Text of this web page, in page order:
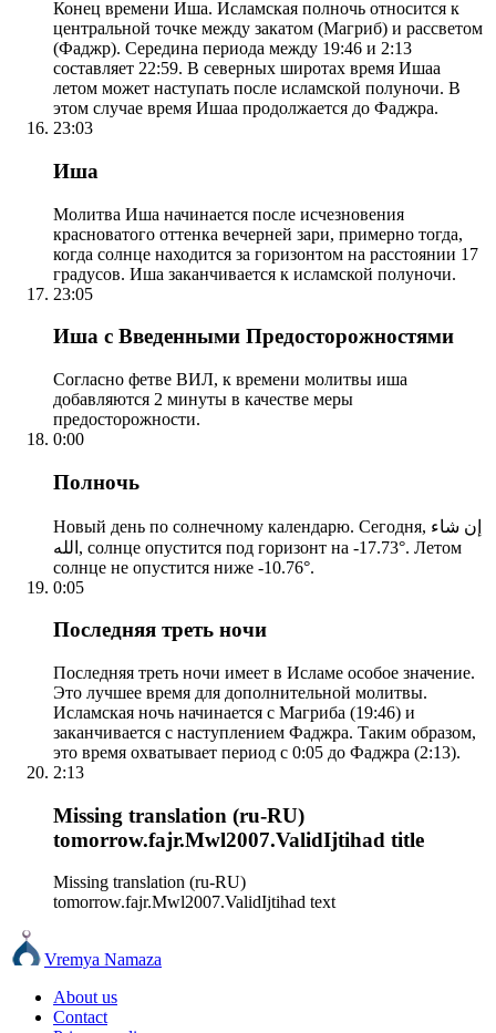
Конец времени Иша. Исламская полночь относится к
центральной точке между закатом (Магриб) и рассветом
(Фаджр). Середина периода между 19:46 и 2:13
составляет 22:59. В северных широтах время Ишаа
летом может наступать после исламской полуночи. В
этом случае время Ишаа продолжается до Фаджра.
23:03
Иша
Молитва Иша начинается после исчезновения
красноватого оттенка вечерней зари, примерно тогда,
когда солнце находится за горизонтом на расстоянии 17
градусов. Иша заканчивается к исламской полуночи.
23:05
Иша с Введенными Предосторожностями
Согласно фетве ВИЛ, к времени молитвы иша
добавляются 2 минуты в качестве меры
предосторожности.
0:00
Полночь
Новый день по солнечному календарю. Сегодня, إن شاء
الله, солнце опустится под горизонт на -17.73°. Летом
солнце не опустится ниже -10.76°.
0:05
Последняя треть ночи
Последняя треть ночи имеет в Исламе особое значение.
Это лучшее время для дополнительной молитвы.
Исламская ночь начинается с Магриба (19:46) и
заканчивается с наступлением Фаджра. Таким образом,
это время охватывает период с 0:05 до Фаджра (2:13).
2:13
Missing translation (ru-RU)
tomorrow.fajr.Mwl2007.ValidIjtihad title
Missing translation (ru-RU)
tomorrow.fajr.Mwl2007.ValidIjtihad text
Vremya Namaza
About us
Contact